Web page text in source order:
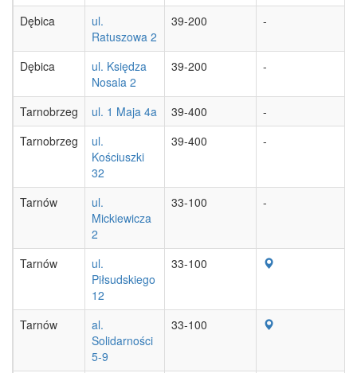
Dębica
ul.
Ratuszowa 2
39-200 -
Dębica
ul. Księdza
Nosala 2
39-200 -
Tarnobrzeg ul. 1 Maja 4a 39-400
-
Tarnobrzeg
ul.
Kościuszki
32
39-400 -
Tarnów
ul.
Mickiewicza
2
33-100 -
Tarnów
ul.
Piłsudskiego
12
33-100
Tarnów
al.
Solidarności
5-9
33-100